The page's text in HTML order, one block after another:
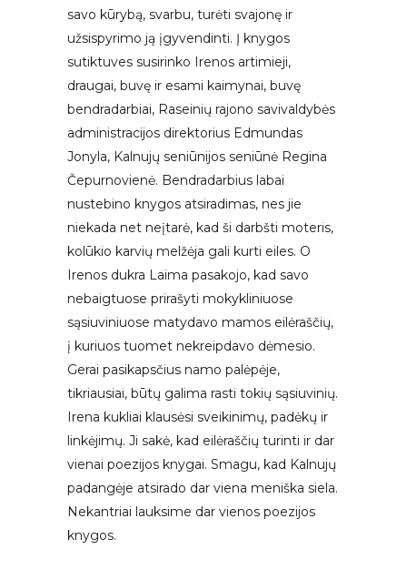
savo kūrybą, svarbu, turėti svajonę ir
užsispyrimo ją įgyvendinti. Į knygos
sutiktuves susirinko Irenos artimieji,
draugai, buvę ir esami kaimynai, buvę
bendradarbiai, Raseinių rajono savivaldybės
administracijos direktorius Edmundas
Jonyla, Kalnujų seniūnijos seniūnė Regina
Čepurnovienė. Bendradarbius labai
nustebino knygos atsiradimas, nes jie
niekada net neįtarė, kad ši darbšti moteris,
kolūkio karvių melžėja gali kurti eiles. O
Irenos dukra Laima pasakojo, kad savo
nebaigtuose prirašyti mokykliniuose
sąsiuviniuose matydavo mamos eilėraščių,
į kuriuos tuomet nekreipdavo dėmesio.
Gerai pasikapsčius namo palėpėje,
tikriausiai, būtų galima rasti tokių sąsiuvinių.
Irena kukliai klausėsi sveikinimų, padėkų ir
linkėjimų. Ji sakė, kad eilėraščių turinti ir dar
vienai poezijos knygai. Smagu, kad Kalnujų
padangėje atsirado dar viena meniška siela.
Nekantriai lauksime dar vienos poezijos
knygos.